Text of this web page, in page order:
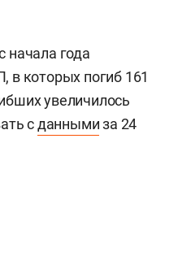
начала года
в которых погиб 161
увеличилось
сданнымиза 24